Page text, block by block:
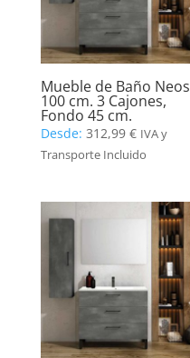
Mueble de Baño Neos
100 cm. 3 Cajones,
Fondo 45 cm.
Desde: 312,99 € IVA y
Transporte Incluido